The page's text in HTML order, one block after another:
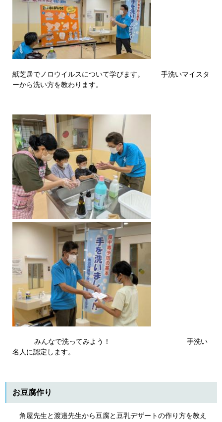
紙芝居でノロウイルスについて学びます。 手洗いマイスタ
ーから洗い方を教わります。
みんなで洗ってみよう！ 手洗い
名人に認定します。
お豆腐作り
角屋先生と渡邉先生から豆腐と豆乳デザートの作り方を教え